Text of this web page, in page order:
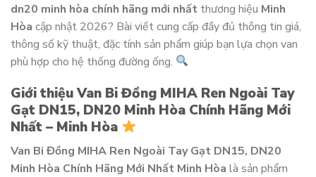
dn20 minh hòa chính hãng mới nhất thương hiệu Minh
Hòa cập nhật 2026? Bài viết cung cấp đầy đủ thông tin giá,
thông số kỹ thuật, đặc tính sản phẩm giúp bạn lựa chọn van
phù hợp cho hệ thống đường ống.
Giới thiệu Van Bi Đồng MIHA Ren Ngoài Tay
Gạt DN15, DN20 Minh Hòa Chính Hãng Mới
Nhất – Minh Hòa
Van Bi Đồng MIHA Ren Ngoài Tay Gạt DN15, DN20
Minh Hòa Chính Hãng Mới Nhất Minh Hòa là sản phẩm